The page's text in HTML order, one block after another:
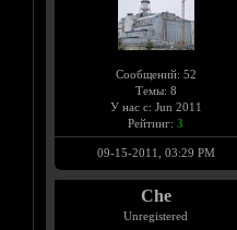
Сообщений: 52
Темы: 8
У нас с: Jun 2011
Рейтинг: 3
09-15-2011, 03:29 PM
Che
Unregistered